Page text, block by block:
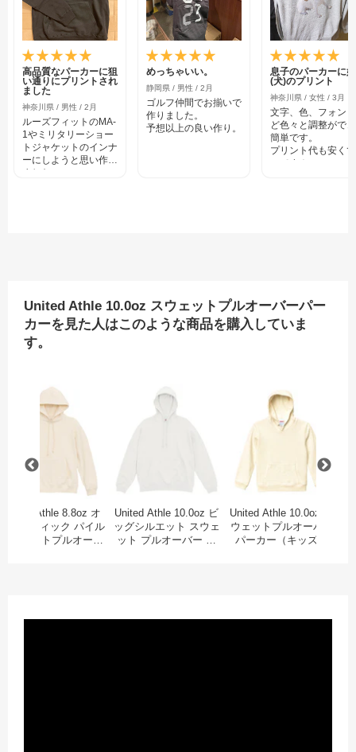
高品質なパーカーに狙
い通りにプリントされ
ました
神奈川県 / 男性 / 2月
ルーズフィットのMA-
1やミリタリーショー
トジャケットのインナ
ーにしようと思い作り
ました。
レトロなモデル風のデ
ザインにはピンクを差
し色で入れるかどうか
迷いましたが、ネイビ
ーにモノトーンで大人
プリントは細かくてデ
ザイン再現度は申し分
ないです。デザインと
素材へのプリントの親
和性が理解できたの
で、今度は春先に着る
レザージャケットに合
わせて白Tシャツにフ
ルカラーのデザインで
います。
めっちゃいい。
静岡県 / 男性 / 2月
ゴルフ仲間でお揃いで
作りました。
予想以上の良い作り。
息子のパーカーに娘
(犬)のプリント
神奈川県 / 女性 / 3月
文字、色、フォン
ど色々と調整がで
簡単です。
プリント代も安く
いです！
United Athle 10.0oz スウェットプルオーバーパー
カーを見た人はこのような商品を購入していま
す。
イトスウェット プルオーバーパーカー（キッズ）
Athle 10.0oz T/Cスウェットプルオーバーパーカー
United Athle 8.8oz オ
センティック パイル
スウェットプルオーバ
United Athle 8.8oz オーセンティック パイルス
United Athle 10.0oz ビ
ッグシルエット スウェ
ット プルオーバー パ
United Athle 10.0oz ビ
United Athle 10.0oz ス
ウェットプルオーバー
パーカー（キッズ）